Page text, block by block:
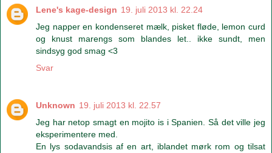
Lene's kage-design 19. juli 2013 kl. 22.24
Jeg napper en kondenseret mælk, pisket fløde, lemon curd
og knust marengs som blandes let.. ikke sundt, men
sindsyg god smag <3
Svar
Unknown 19. juli 2013 kl. 22.57
Jeg har netop smagt en mojito is i Spanien. Så det ville jeg
eksperimentere med.
En lys sodavandsis af en art, iblandet mørk rom og tilsat